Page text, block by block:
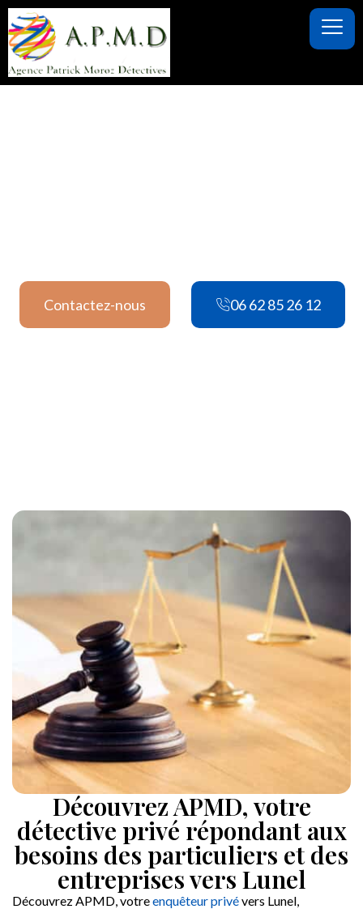
principal
Contactez-nous 06 62 85 26 12
Découvrez APMD, votre
détective privé répondant aux
besoins des particuliers et des
entreprises vers Lunel
Découvrez APMD, votreenquêteur privévers Lunel,